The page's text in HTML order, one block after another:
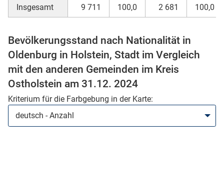
(Mikrozensus)
Insgesamt 9 711 100,0 2 681 100,0
Bevölkerungsstand nach Nationalität in
Oldenburg in Holstein, Stadt im Vergleich
mit den anderen Gemeinden im Kreis
Ostholstein am 31.12. 2024
Kriterium für die Farbgebung in der Karte: